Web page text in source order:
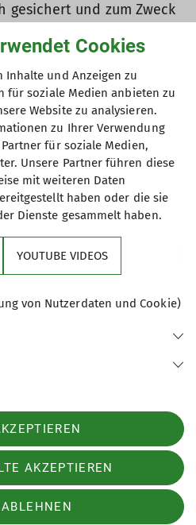
gesichert und zum Zweck
ist bekannt, dass ich
jederzeit wiederrufen
Absenden
Einstellungen
Cookies
Inhalte und Anzeigen zu
für soziale Medien anbieten zu
Website zu analysieren.
zu Ihrer Verwendung
für soziale Medien,
Unsere Partner führen diese
mit weiteren Daten
haben oder die sie
Dienste gesammelt haben.
YOUTUBE VIDEOS
von Nutzerdaten und Cookie)
AKZEPTIEREN